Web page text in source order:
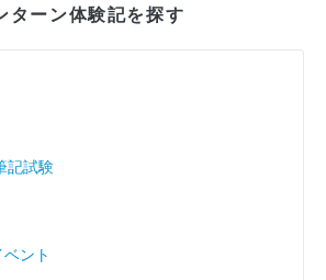
ターン体験記を探す
記試験
ント